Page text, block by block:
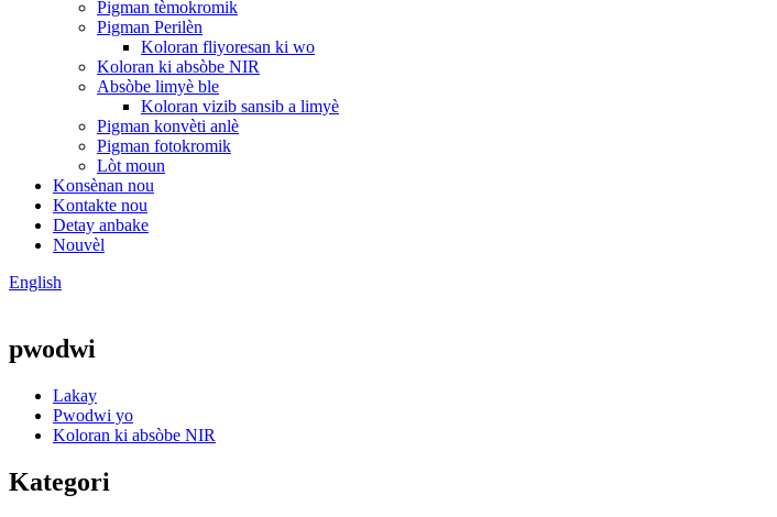
Pigman tèmokromik
Pigman Perilèn
Koloran fliyoresan ki wo
Koloran ki absòbe NIR
Absòbe limyè ble
Koloran vizib sansib a limyè
Pigman konvèti anlè
Pigman fotokromik
Lòt moun
Konsènan nou
Kontakte nou
Detay anbake
Nouvèl
English
pwodwi
Lakay
Pwodwi yo
Koloran ki absòbe NIR
Kategori